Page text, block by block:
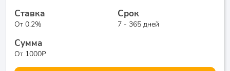
Ставка
От 0.2%
Сумма
От 1000₽
Срок
7 - 365 дней